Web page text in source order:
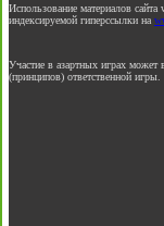
Использование материалов
индексируемой гиперссылки на
Участие в азартных играх может
(принципов) ответственной игры.